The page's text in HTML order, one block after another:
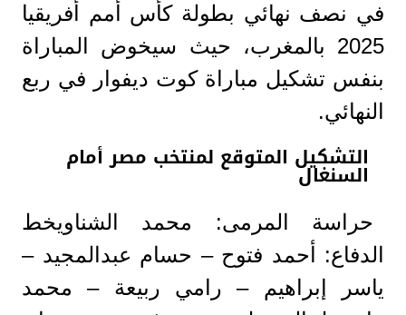
في نصف نهائي بطولة كأس أمم أفريقيا
2025 بالمغرب، حيث سيخوض المباراة
بنفس تشكيل مباراة كوت ديفوار في ربع
النهائي.
التشكيل المتوقع لمنتخب مصر أمام
السنغال
حراسة المرمى: محمد الشناويخط
الدفاع: أحمد فتوح – حسام عبدالمجيد –
ياسر إبراهيم – رامي ربيعة – محمد